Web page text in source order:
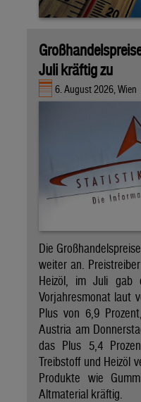
Juli kräftig zu
6. August 2026, Wien
Die
weiter an.
Heizöl, im Juli gab
Vorjahresmonat laut
Plus von 6,9
Austria am
das Plus 5,4
Treibstoff und Heizöl
Produkte wie
Altmaterial kräftig.